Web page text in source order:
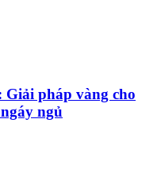
pháp vàng cho
ngủ